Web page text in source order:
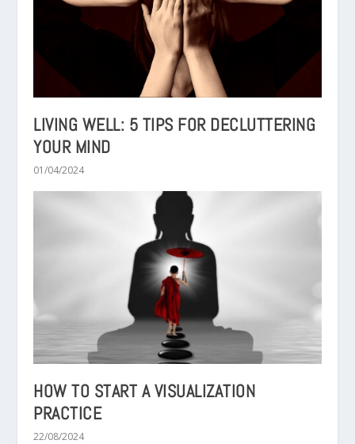
LIVING WELL: 5 TIPS FOR DECLUTTERING
YOUR MIND
01/04/2024
HOW TO START A VISUALIZATION
PRACTICE
22/08/2024